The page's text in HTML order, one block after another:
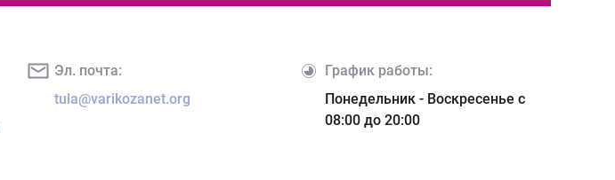
Эл. почта:
tula@varikozanet.org
График работы:
Понедельник - Воскресенье с
08:00 до 20:00